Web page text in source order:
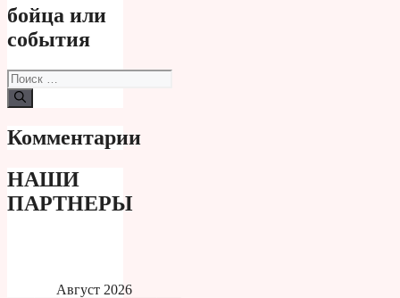
бойца или
события
Поиск:
Комментарии
НАШИ
ПАРТНЕРЫ
Август 2026